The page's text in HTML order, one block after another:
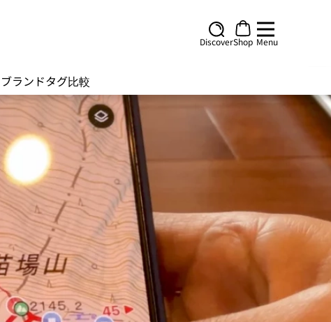
DiscoverShop Menu
ブランドタグ比較